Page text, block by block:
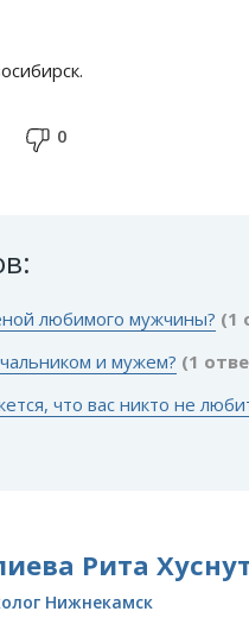
0
любимого мужчины? (1
и мужем? (1
что вас никто не
Рита
Нижнекамск